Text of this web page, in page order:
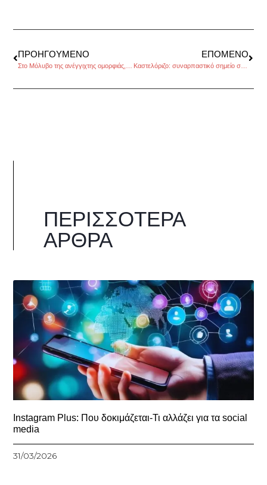
ΠΡΟΗΓΟΎΜΕΝΟ ΕΠΌΜΕΝΟ
Καστελόριζο: συναρπαστικό σημείο συνάντησης στο απέραντο γαλάζιο, της Κατερίνας Σταματελοπούλου
ΠΕΡΙΣΣΌΤΕΡΑ
ΆΡΘΡΑ
Instagram Plus: Που δοκιμάζεται-Τι αλλάζει για τα social
media
31/03/2026